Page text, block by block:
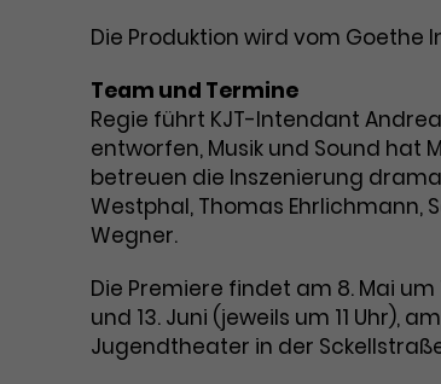
Die Produktion wird vom
Team und Termine
Regie führt KJT-Intendant
entworfen, Musik und Sound hat
betreuen die Inszenierung
Westphal, Thomas Ehrlichmann,
Wegner.
Die Premiere findet am 8. Mai um
und 13. Juni (jeweils um 11 Uhr),
Jugendtheater in der